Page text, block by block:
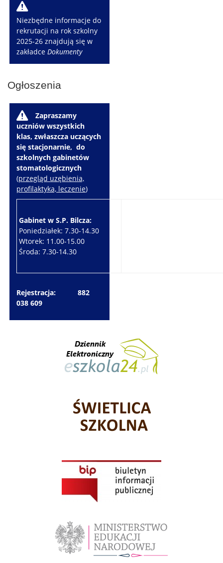
W
Niezbędne informacje do
rekrutacji na rok szkolny
2025-26 znajdują się w
zakładceDokumenty
Ogłoszenia
W
Zapraszamy
uczniów wszystkich
klas, zwłaszcza uczących
się stacjonarnie, do
szkolnych gabinetów
stomatologicznych
(przegląd uzębienia,
profilaktyka, leczenie)
Gabinet w S.P. Bilcza:
Poniedziałek: 7.30-14.30
Wtorek: 11.00-15.00
Środa: 7.30-14.30
Rejestracja: 882
038 609